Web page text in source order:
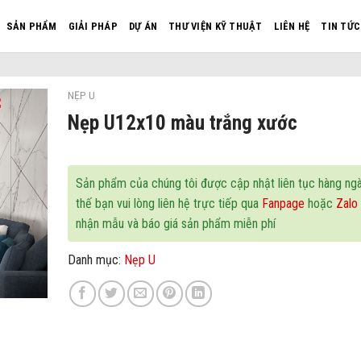
SẢN PHẨM GIẢI PHÁP DỰ ÁN THƯ VIỆN KỸ THUẬT LIÊN HỆ TIN TỨC
NẸP U
Nẹp U12x10 màu trắng xước
Sản phẩm của chúng tôi được cập nhật liên tục hàng
thế bạn vui lòng liên hệ trực tiếp qua Fanpage hoặc Zalo
nhận mẫu và báo giá sản phẩm miễn phí
Danh mục: Nẹp U